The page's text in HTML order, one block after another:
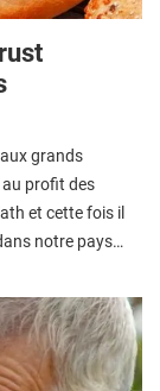
grands
au profit des
et cette fois il
notre pays…